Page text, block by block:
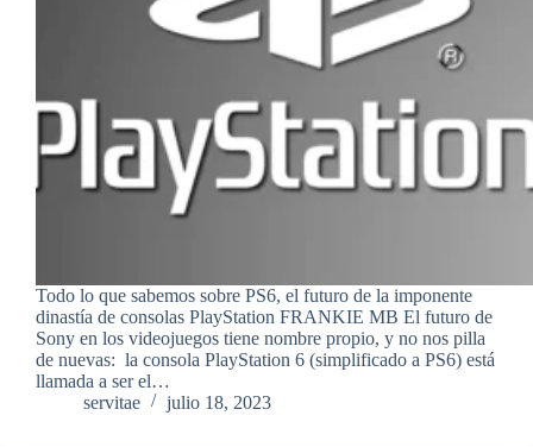
Todo lo que sabemos sobre PS6, el futuro de la imponente
dinastía de consolas PlayStation FRANKIE MB El futuro de
Sony en los videojuegos tiene nombre propio, y no nos pilla
de nuevas: la consola PlayStation 6 (simplificado a PS6) está
llamada a ser el…
servitae
julio 18, 2023